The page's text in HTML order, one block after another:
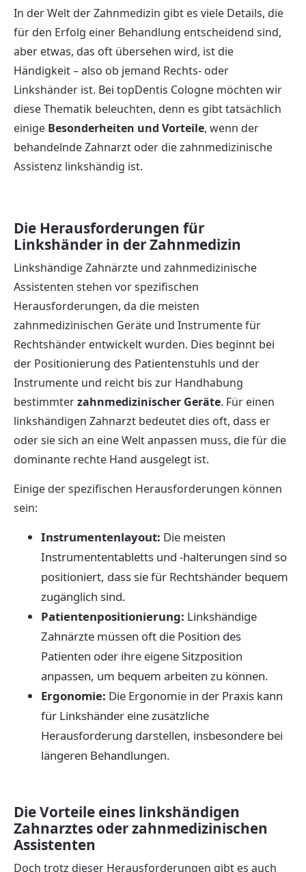
In der Welt der Zahnmedizin gibt es viele Details, die
für den Erfolg einer Behandlung entscheidend sind,
aber etwas, das oft übersehen wird, ist die
Händigkeit – also ob jemand Rechts- oder
Linkshänder ist. Bei topDentis Cologne möchten wir
diese Thematik beleuchten, denn es gibt tatsächlich
einige Besonderheiten und Vorteile, wenn der
behandelnde Zahnarzt oder die zahnmedizinische
Assistenz linkshändig ist.
Die Herausforderungen für
Linkshänder in der Zahnmedizin
Linkshändige Zahnärzte und zahnmedizinische
Assistenten stehen vor spezifischen
Herausforderungen, da die meisten
zahnmedizinischen Geräte und Instrumente für
Rechtshänder entwickelt wurden. Dies beginnt bei
der Positionierung des Patientenstuhls und der
Instrumente und reicht bis zur Handhabung
bestimmterzahnmedizinischer Geräte. Für einen
linkshändigen Zahnarzt bedeutet dies oft, dass er
oder sie sich an eine Welt anpassen muss, die für die
dominante rechte Hand ausgelegt ist.
Einige der spezifischen Herausforderungen können
sein:
Instrumentenlayout: Die meisten
Instrumententabletts und -halterungen sind so
positioniert, dass sie für Rechtshänder bequem
zugänglich sind.
Patientenpositionierung: Linkshändige
Zahnärzte müssen oft die Position des
Patienten oder ihre eigene Sitzposition
anpassen, um bequem arbeiten zu können.
Ergonomie: Die Ergonomie in der Praxis kann
für Linkshänder eine zusätzliche
Herausforderung darstellen, insbesondere bei
längeren Behandlungen.
Die Vorteile eines linkshändigen
Zahnarztes oder zahnmedizinischen
Assistenten
Doch trotz dieser Herausforderungen gibt es auch